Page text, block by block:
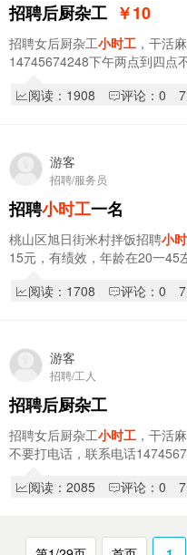
招聘后厨杂工 ￥10
招聘女后厨杂工小时工 ，干活
14745674248下午两点到四点
阅读：1908
评论：0
游客
招聘/服务员
招聘小时工一名
桃山区旭日街米村拌饭招聘小
15元，有绩效，年龄在20一45
阅读：1708
评论：0
游客
招聘/工人
招聘后厨杂工
招聘女后厨杂工小时工 ，干活
不要打电话，联系电话
阅读：2085
评论：0